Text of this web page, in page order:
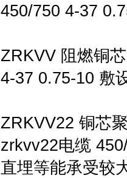
450/750 4-37
ZRKVV 阻燃铜
4-37 0.75-10 敷
ZRKVV22 铜芯
zrkvv22电缆
直埋等能承受